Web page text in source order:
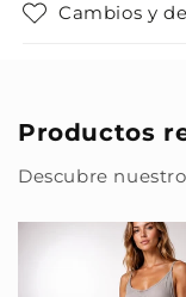
Cambios y
Productos
Descubre